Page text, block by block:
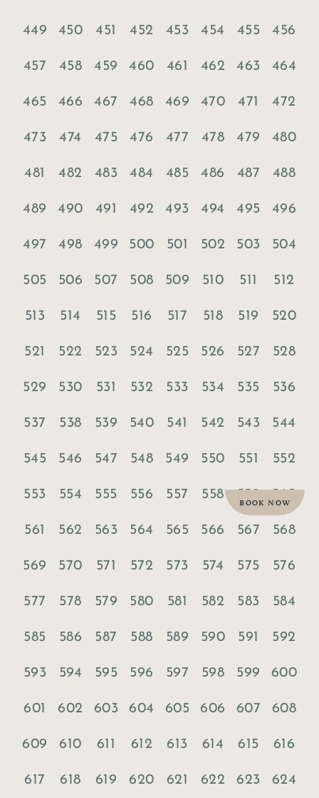
BOOK NOW
449 450 451 452 453 454 455 456
457 458 459 460 461 462 463 464
465 466 467 468 469 470 471 472
473 474 475 476 477 478 479 480
481 482 483 484 485 486 487 488
489 490 491 492 493 494 495 496
497 498 499 500 501 502 503 504
505 506 507 508 509 510 511 512
513 514 515 516 517 518 519 520
521 522 523 524 525 526 527 528
529 530 531 532 533 534 535 536
537 538 539 540 541 542 543 544
545 546 547 548 549 550 551 552
553 554 555 556 557 558
561 562 563 564 565 566 567 568
569 570 571 572 573 574 575 576
577 578 579 580 581 582 583 584
585 586 587 588 589 590 591 592
593 594 595 596 597 598 599 600
601 602 603 604 605 606 607 608
609 610 611 612 613 614 615 616
617 618 619 620 621 622 623 624